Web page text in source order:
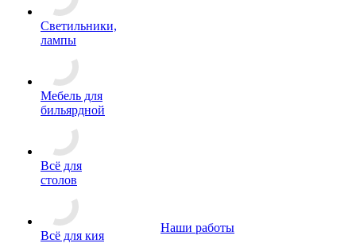
Светильники,
лампы
Мебель для
бильярдной
Всё для
столов
Всё для кия
Наши работы